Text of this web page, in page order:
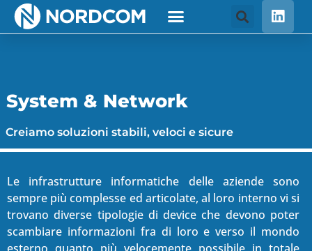
System & Network
Creiamo soluzioni stabili, veloci e sicure
Le infrastrutture informatiche delle aziende sono
sempre più complesse ed articolate, al loro interno vi si
trovano diverse tipologie di device che devono poter
scambiare informazioni fra di loro e verso il mondo